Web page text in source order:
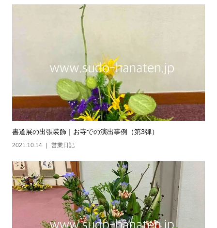
書道展の出張装飾｜お寺での演出事例（第3弾）
2021.10.14 営業日記